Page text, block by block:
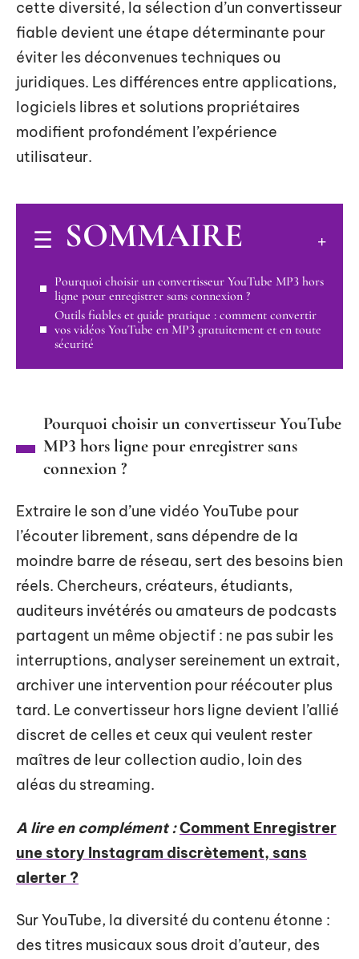
cette diversité, la sélection d’un convertisseur
fiable devient une étape déterminante pour
éviter les déconvenues techniques ou
juridiques. Les différences entre applications,
logiciels libres et solutions propriétaires
modifient profondément l’expérience
utilisateur.
SOMMAIRE
Pourquoi choisir un convertisseur YouTube MP3 hors
ligne pour enregistrer sans connexion ?
Outils fiables et guide pratique : comment convertir
vos vidéos YouTube en MP3 gratuitement et en toute
sécurité
Pourquoi choisir un convertisseur YouTube
MP3 hors ligne pour enregistrer sans
connexion ?
Extraire le son d’une vidéo YouTube pour
l’écouter librement, sans dépendre de la
moindre barre de réseau, sert des besoins bien
réels. Chercheurs, créateurs, étudiants,
auditeurs invétérés ou amateurs de podcasts
partagent un même objectif : ne pas subir les
interruptions, analyser sereinement un extrait,
archiver une intervention pour réécouter plus
tard. Le convertisseur hors ligne devient l’allié
discret de celles et ceux qui veulent rester
maîtres de leur collection audio, loin des
aléas du streaming.
A lire en complément :Comment Enregistrer
une story Instagram discrètement, sans
alerter ?
Sur YouTube, la diversité du contenu étonne :
des titres musicaux sous droit d’auteur, des